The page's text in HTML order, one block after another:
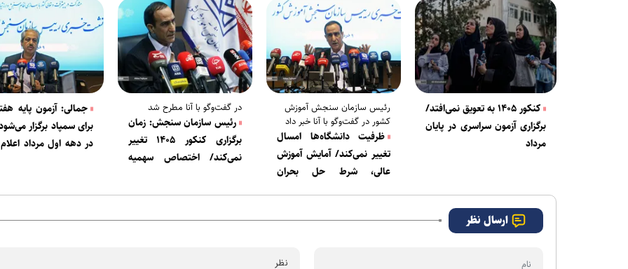
کنکور ۱۴۰۵ به تعویق نمی‌افتد/
برگزاری آزمون سراسری در پایان
مرداد
رئیس سازمان سنجش آموزش
کشور در گفت‌وگو با آنا خبر داد
ظرفیت دانشگاه‌ها امسال
تغییر نمی‌کند/ آمایش آموزش
عالی، شرط حل بحران
در گفت‌وگو با آنا مطرح شد
رئیس سازمان سنجش: زمان
برگزاری کنکور ۱۴۰۵ تغییر
نمی‌کند/ اختصاص سهمیه
آسیب‌دیده + فیلم
جمالی: آزمون پایه
برای سمپاد برگزار
در دهه اول مرداد
ارسال نظر